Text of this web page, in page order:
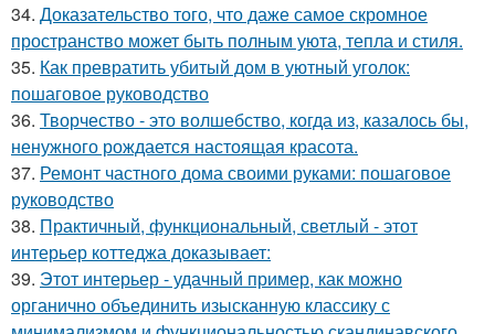
34. Доказательство того, что даже самое скромное
пространство может быть полным уюта, тепла и стиля.
35. Как превратить убитый дом в уютный уголок:
пошаговое руководство
36. Творчество - это волшебство, когда из, казалось бы,
ненужного рождается настоящая красота.
37. Ремонт частного дома своими руками: пошаговое
руководство
38. Практичный, функциональный, светлый - этот
интерьер коттеджа доказывает:
39. Этот интерьер - удачный пример, как можно
органично объединить изысканную классику с